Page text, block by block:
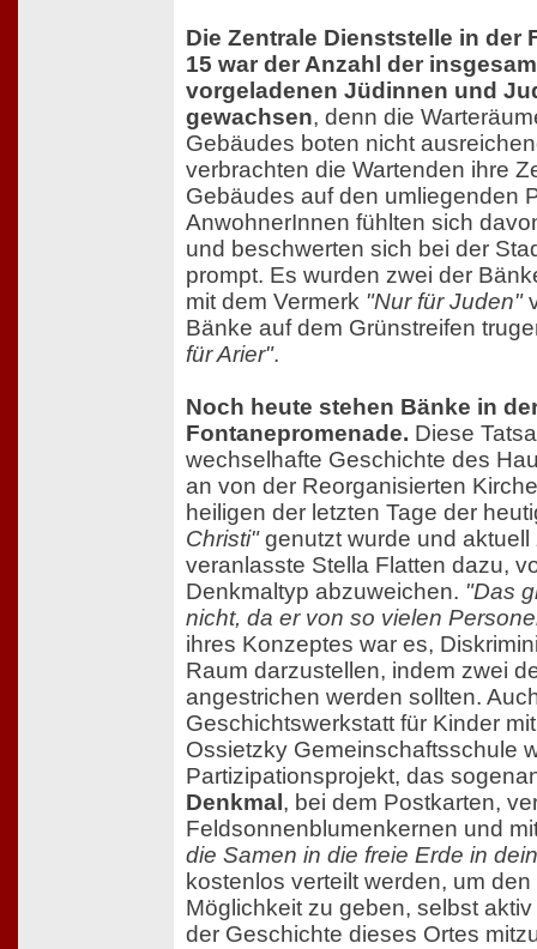
Die Zentrale Dienststelle in der
15 war der Anzahl der
vorgeladenen Jüdinnen und
gewachsen, denn die
Gebäudes boten nicht
verbrachten die Wartenden ihre
Gebäudes auf den umliegenden
AnwohnerInnen fühlten sich
und beschwerten sich bei der
prompt. Es wurden zwei der
mit dem Vermerk "Nur für Juden"
Bänke auf dem Grünstreifen
für Arier".
Noch heute stehen Bänke in
Fontanepromenade. Diese
wechselhafte Geschichte des
an von der Reorganisierten
heiligen der letzten Tage der
Christi"genutzt wurde und aktuell
veranlasste Stella Flatten dazu,
Denkmaltyp abzuweichen. "Das
nicht, da er von so vielen
ihres Konzeptes war es,
Raum darzustellen, indem zwei
angestrichen werden sollten.
Geschichtswerkstatt für Kinder
Ossietzky Gemeinschaftsschule
Partizipationsprojekt, das
Denkmal , bei dem Postkarten,
Feldsonnenblumenkernen und
die Samen in die freie Erde in
kostenlos verteilt werden, um
Möglichkeit zu geben, selbst
der Geschichte dieses Ortes